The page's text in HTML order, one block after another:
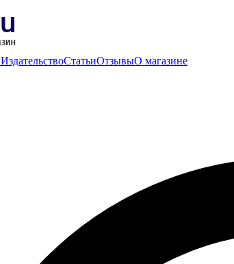
ИздательствоСтатьиОтзывыО магазине